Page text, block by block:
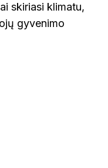
skiriasi klimatu,
gyvenimo